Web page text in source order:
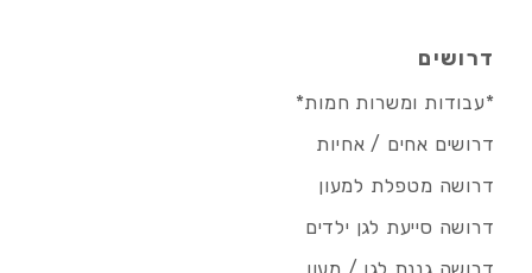
דרושים
*עבודות ומשרות חמות*
דרושים אחים / אחיות
דרושה מטפלת למעון
דרושה סייעת לגן ילדים